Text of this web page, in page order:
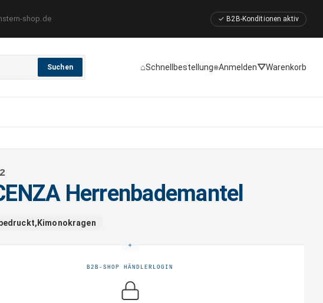
shop.de ✓ B2B-Konditionen aktiv
Suchen ⌂Schnellbestellung⎈Anmelden⛛Warenkorb
Herrenbademantel
B2B-SHOP HÄNDLERLOGIN